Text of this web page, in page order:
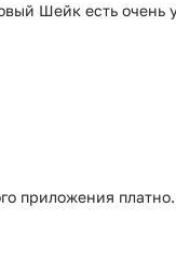
Шейк есть очень
приложения платно.